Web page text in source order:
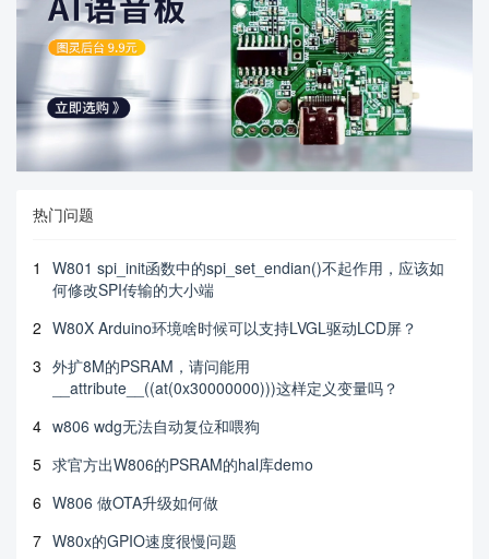
热门问题
1
W801 spi_init函数中的spi_set_endian()不起作用，应该如
何修改SPI传输的大小端
2 W80X Arduino环境啥时候可以支持LVGL驱动LCD屏？
3 外扩8M的PSRAM，请问能用
__attribute__((at(0x30000000)))这样定义变量吗？
4 w806 wdg无法自动复位和喂狗
5 求官方出W806的PSRAM的hal库demo
6 W806 做OTA升级如何做
7 W80x的GPIO速度很慢问题